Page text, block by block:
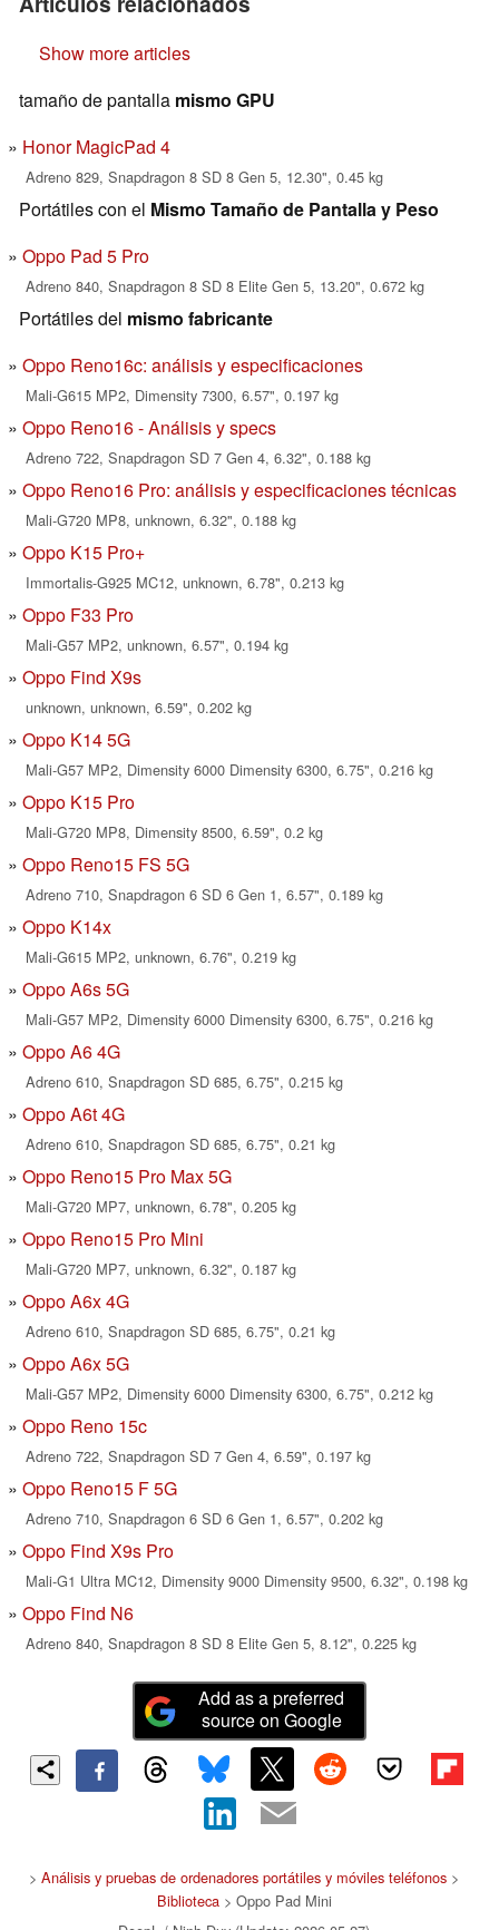
Show more articles
tamaño de pantalla mismo GPU
Honor MagicPad 4
Adreno 829, Snapdragon 8 SD 8 Gen 5, 12.30", 0.45 kg
Portátiles con el Mismo Tamaño de Pantalla y Peso
Oppo Pad 5 Pro
Adreno 840, Snapdragon 8 SD 8 Elite Gen 5, 13.20", 0.672 kg
Portátiles del mismo fabricante
Oppo Reno16c: análisis y especificaciones
Mali-G615 MP2, Dimensity 7300, 6.57", 0.197 kg
Oppo Reno16 - Análisis y specs
Adreno 722, Snapdragon SD 7 Gen 4, 6.32", 0.188 kg
Oppo Reno16 Pro: análisis y especificaciones técnicas
Mali-G720 MP8, unknown, 6.32", 0.188 kg
Oppo K15 Pro+
Immortalis-G925 MC12, unknown, 6.78", 0.213 kg
Oppo F33 Pro
Mali-G57 MP2, unknown, 6.57", 0.194 kg
Oppo Find X9s
unknown, unknown, 6.59", 0.202 kg
Oppo K14 5G
Mali-G57 MP2, Dimensity 6000 Dimensity 6300, 6.75", 0.216 kg
Oppo K15 Pro
Mali-G720 MP8, Dimensity 8500, 6.59", 0.2 kg
Oppo Reno15 FS 5G
Adreno 710, Snapdragon 6 SD 6 Gen 1, 6.57", 0.189 kg
Oppo K14x
Mali-G615 MP2, unknown, 6.76", 0.219 kg
Oppo A6s 5G
Mali-G57 MP2, Dimensity 6000 Dimensity 6300, 6.75", 0.216 kg
Oppo A6 4G
Adreno 610, Snapdragon SD 685, 6.75", 0.215 kg
Oppo A6t 4G
Adreno 610, Snapdragon SD 685, 6.75", 0.21 kg
Oppo Reno15 Pro Max 5G
Mali-G720 MP7, unknown, 6.78", 0.205 kg
Oppo Reno15 Pro Mini
Mali-G720 MP7, unknown, 6.32", 0.187 kg
Oppo A6x 4G
Adreno 610, Snapdragon SD 685, 6.75", 0.21 kg
Oppo A6x 5G
Mali-G57 MP2, Dimensity 6000 Dimensity 6300, 6.75", 0.212 kg
Oppo Reno 15c
Adreno 722, Snapdragon SD 7 Gen 4, 6.59", 0.197 kg
Oppo Reno15 F 5G
Adreno 710, Snapdragon 6 SD 6 Gen 1, 6.57", 0.202 kg
Oppo Find X9s Pro
Mali-G1 Ultra MC12, Dimensity 9000 Dimensity 9500, 6.32", 0.198 kg
Oppo Find N6
Adreno 840, Snapdragon 8 SD 8 Elite Gen 5, 8.12", 0.225 kg
Add as a preferred
source on Google
> Análisis y pruebas de ordenadores portátiles y móviles teléfonos >
Biblioteca> Oppo Pad Mini